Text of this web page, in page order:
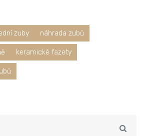
zuby náhrada zubů
keramické fazety